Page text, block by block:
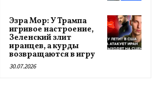
Эзра Мор: У Трампа
игривое настроение,
Зеленский злит
иранцев, а курды
возвращаются в игру
30.07.2026